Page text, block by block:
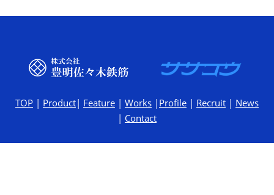
TOP | Product| Feature | Works | Profile | Recruit | News
| Contact